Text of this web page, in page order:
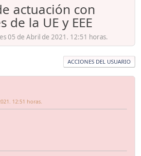
actuación con
de la UE y EEE
05 de Abril de 2021. 12:51 horas.
ACCIONES DEL USUARIO
12:51 horas.